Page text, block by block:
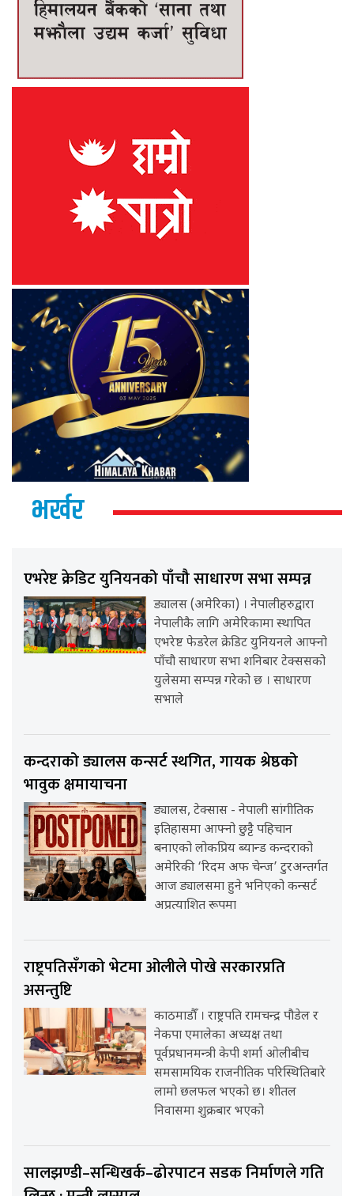
भर्खर
एभरेष्ट क्रेडिट युनियनको पाँचौ साधारण सभा सम्पन्न
ड्यालस (अमेरिका) । नेपालीहरुद्वारा
नेपालीकै लागि अमेरिकामा स्थापित
एभरेष्ट फेडरेल क्रेडिट युनियनले आफ्नो
पाँचौ साधारण सभा शनिबार टेक्ससको
युलेसमा सम्पन्न गरेको छ । साधारण
सभाले
कन्दराको ड्यालस कन्सर्ट स्थगित, गायक श्रेष्ठको
भावुक क्षमायाचना
ड्यालस, टेक्सास - नेपाली सांगीतिक
इतिहासमा आफ्नो छुट्टै पहिचान
बनाएको लोकप्रिय ब्यान्ड कन्दराको
अमेरिकी ‘रिदम अफ चेन्ज’ टुरअन्तर्गत
आज ड्यालसमा हुने भनिएको कन्सर्ट
अप्रत्याशित रूपमा
राष्ट्रपतिसँगको भेटमा ओलीले पोखे सरकारप्रति
असन्तुष्टि
काठमाडौँ । राष्ट्रपति रामचन्द्र पौडेल र
नेकपा एमालेका अध्यक्ष तथा
पूर्वप्रधानमन्त्री केपी शर्मा ओलीबीच
समसामयिक राजनीतिक परिस्थितिबारे
लामो छलफल भएको छ। शीतल
निवासमा शुक्रबार भएको
सालझण्डी–सन्धिखर्क–ढोरपाटन सडक निर्माणले गति